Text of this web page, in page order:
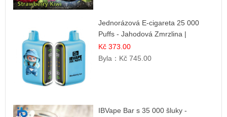
Jednorázová E-cigareta 25 000
Puffs - Jahodová Zmrzlina |
Krémová sladká příchuť
Kč 373.00
Byla： Kč 745.00
IBVape Bar s 35 000 šluky -